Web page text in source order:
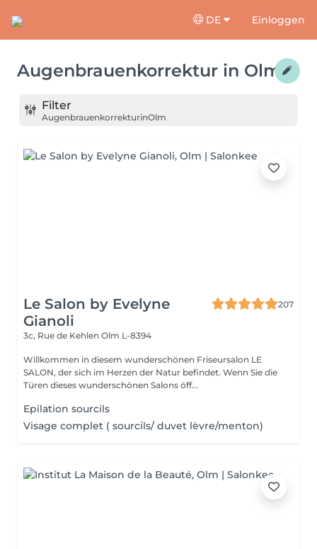
DE Einloggen
Augenbrauenkorrektur in Olm
Filter
AugenbrauenkorrekturinOlm
Le Salon by Evelyne
Gianoli
207
3c, Rue de Kehlen Olm L-8394
Willkommen in diesem wunderschönen Friseursalon LE
SALON, der sich im Herzen der Natur befindet. Wenn Sie die
Türen dieses wunderschönen Salons öff...
Epilation sourcils
Visage complet ( sourcils/ duvet lèvre/menton)